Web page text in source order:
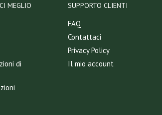
MEGLIO
di
SUPPORTO CLIENTI
FAQ
Contattaci
Privacy Policy
Il mio account